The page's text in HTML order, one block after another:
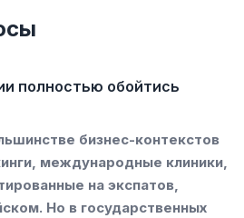
полностью обойтись
бизнес-контекстов
международные клиники,
на экспатов,
Но в государственных